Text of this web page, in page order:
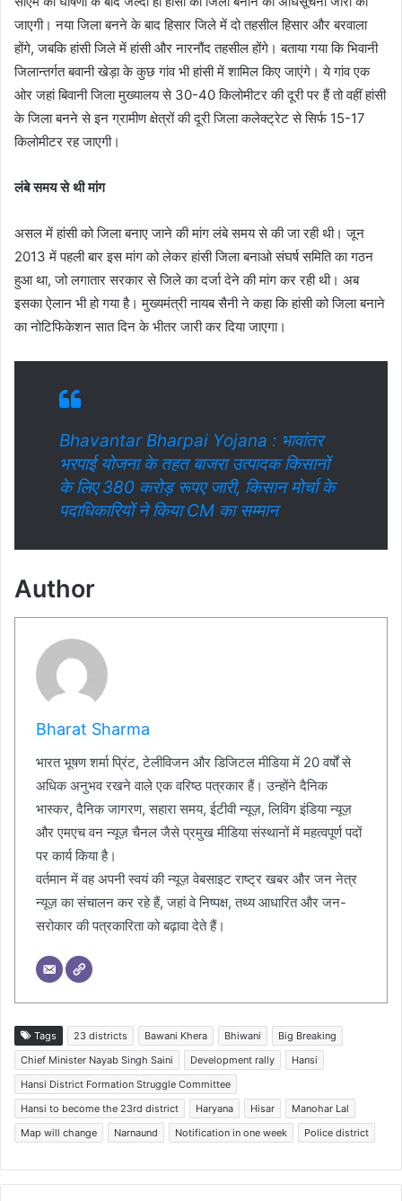
जाएगी। नया जिला बनने के बाद हिसार जिले में दो तहसील हिसार और बरवाला
होंगे, जबकि हांसी जिले में हांसी और नारनौंद तहसील होंगे। बताया गया कि भिवानी
जिलान्तर्गत बवानी खेड़ा के कुछ गांव भी हांसी में शामिल किए जाएंगे। ये गांव एक
ओर जहां बिवानी जिला मुख्यालय से 30-40 किलोमीटर की दूरी पर हैं तो वहीं हांसी
के जिला बनने से इन ग्रामीण क्षेत्रों की दूरी जिला कलेक्ट्रेट से सिर्फ 15-17
किलोमीटर रह जाएगी।
लंबे समय से थी मांग
असल में हांसी को जिला बनाए जाने की मांग लंबे समय से की जा रही थी। जून
2013 में पहली बार इस मांग को लेकर हांसी जिला बनाओ संघर्ष समिति का गठन
हुआ था, जो लगातार सरकार से जिले का दर्जा देने की मांग कर रही थी। अब
इसका ऐलान भी हो गया है। मुख्यमंत्री नायब सैनी ने कहा कि हांसी को जिला बनाने
का नोटिफिकेशन सात दिन के भीतर जारी कर दिया जाएगा।
Bhavantar Bharpai Yojana : भावांतर
भरपाई योजना के तहत बाजरा उत्पादक किसानों
के लिए 380 करोड़ रूपए जारी, किसान मोर्चा के
पदाधिकारियों ने किया CM का सम्मान
Author
Bharat Sharma
भारत भूषण शर्मा प्रिंट, टेलीविजन और डिजिटल मीडिया में 20 वर्षों से
अधिक अनुभव रखने वाले एक वरिष्ठ पत्रकार हैं। उन्होंने दैनिक
भास्कर, दैनिक जागरण, सहारा समय, ईटीवी न्यूज़, लिविंग इंडिया न्यूज़
और एमएच वन न्यूज़ चैनल जैसे प्रमुख मीडिया संस्थानों में महत्वपूर्ण पदों
पर कार्य किया है।
वर्तमान में वह अपनी स्वयं की न्यूज़ वेबसाइट राष्ट्र खबर और जन नेत्र
न्यूज़ का संचालन कर रहे हैं, जहां वे निष्पक्ष, तथ्य आधारित और जन-
सरोकार की पत्रकारिता को बढ़ावा देते हैं।
Tags 23 districts Bawani Khera Bhiwani
Big Breaking
Chief Minister Nayab Singh Saini
Development rally
Hansi
Hansi District Formation Struggle Committee
Hansi to become the 23rd district
Haryana Hisar
Manohar Lal
Map will change
Narnaund Notification in one week Police district